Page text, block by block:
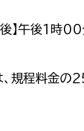
】午後1時00
、規程料金の